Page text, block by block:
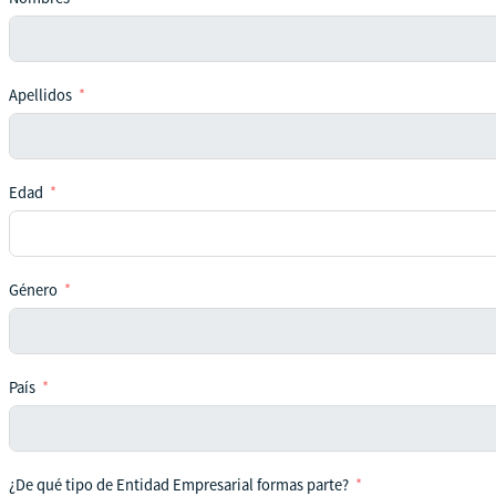
Apellidos
Edad
Género
País
¿De qué tipo de Entidad Empresarial formas parte?